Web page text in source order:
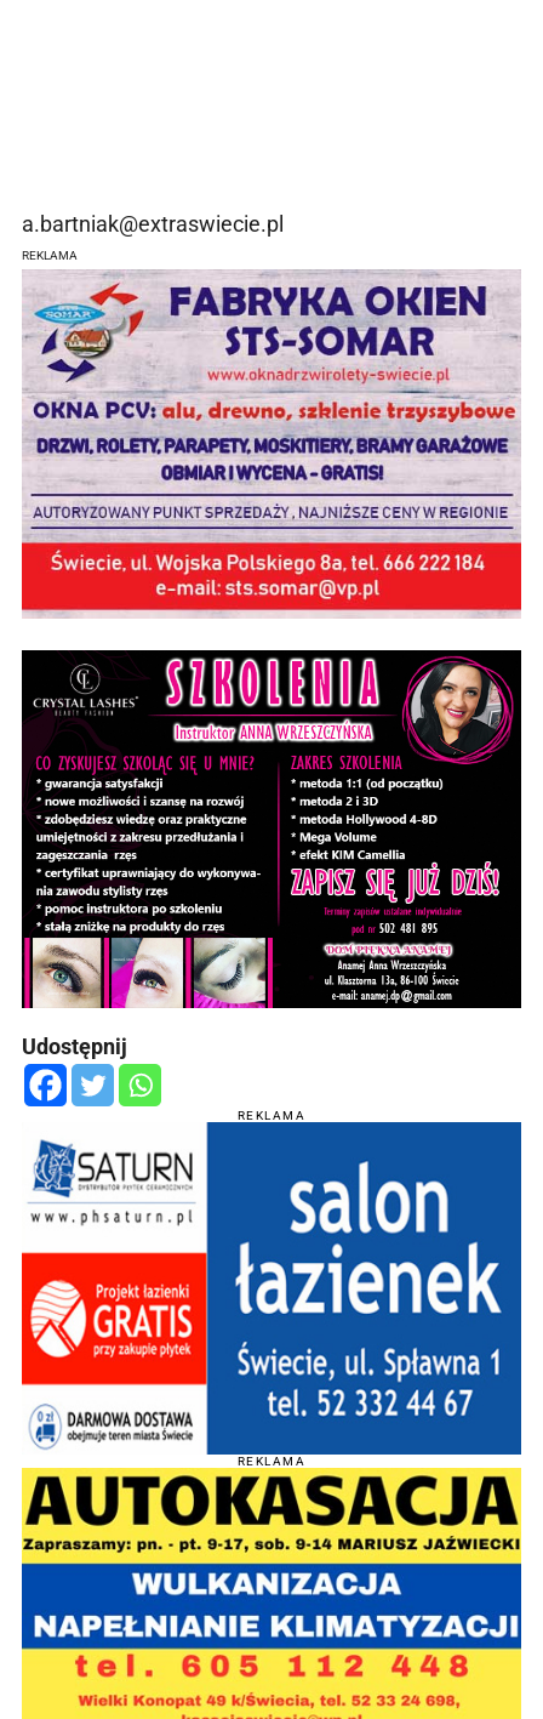
a.bartniak@extraswiecie.pl
REKLAMA
Udostępnij
REKLAMA
REKLAMA